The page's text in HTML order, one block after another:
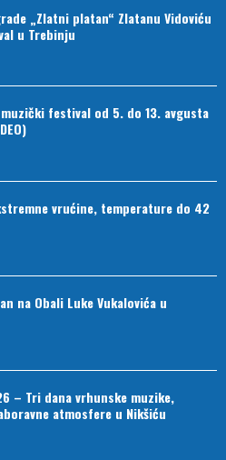
„Zlatni platan“ Zlatanu Vidoviću
u Trebinju
festival od 5. do 13. avgusta
vrućine, temperature do 42
na Obali Luke Vukalovića u
– Tri dana vrhunske muzike,
atmosfere u Nikšiću